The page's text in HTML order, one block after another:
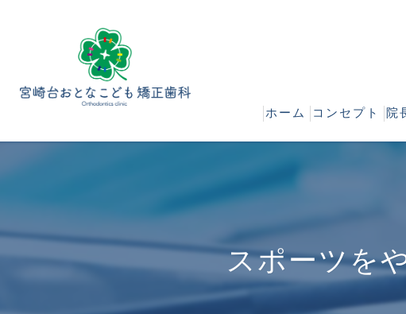
ホーム コンセプト 院
スポーツを